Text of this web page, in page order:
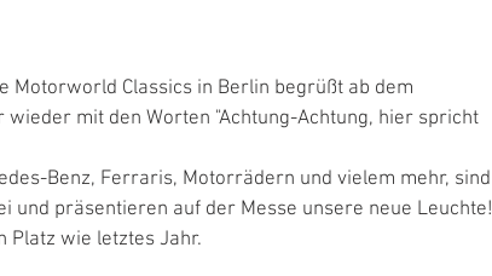
Motorworld Classics in Berlin begrüßt ab dem
wieder mit den Worten "Achtung-Achtung, hier spricht
Benz, Ferraris, Motorrädern und vielem mehr, sind
und präsentieren auf der Messe unsere neue Leuchte!
Platz wie letztes Jahr.